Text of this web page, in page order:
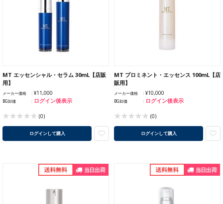
MT エッセンシャル・セラム 30mL【店販
用】
メーカー価格 ¥11,000
BG卸価 ログイン後表示
(0)
ログインして購入
MT プロミネント・エッセンス 100mL【店
販用】
メーカー価格 ¥10,000
BG卸価 ログイン後表示
(0)
ログインして購入